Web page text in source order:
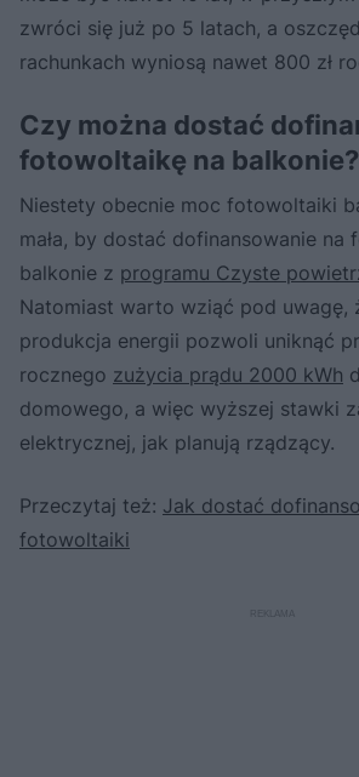
zwróci się już po 5 latach, a
rachunkach wyniosą nawet 800 zł
Czy można dostać
fotowoltaikę na balkonie?
Niestety obecnie moc fotowoltaiki
mała, by dostać dofinansowanie na
balkonie z programu Czyste
Natomiast warto wziąć pod uwagę,
produkcja energii pozwoli uniknąć
rocznego zużycia prądu 2000 kWh
domowego, a więc wyższej stawki
elektrycznej, jak planują rządzący.
Przeczytaj też: Jak dostać
fotowoltaiki